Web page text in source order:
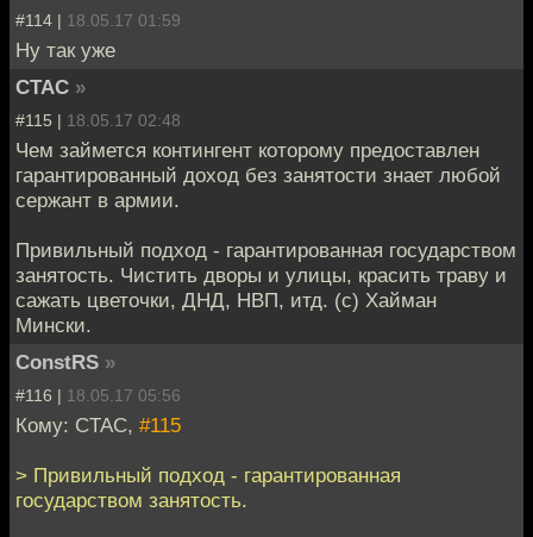
#114 | 18.05.17 01:59
Ну так уже
CTAC »
#115 | 18.05.17 02:48
Чем займется контингент которому предоставлен
гарантированный доход без занятости знает любой
сержант в армии.
Привильный подход - гарантированная государством
занятость. Чистить дворы и улицы, красить траву и
сажать цветочки, ДНД, НВП, итд. (с) Хайман
Мински.
ConstRS »
#116 | 18.05.17 05:56
Кому: CTAC, #115
> Привильный подход - гарантированная
государством занятость.